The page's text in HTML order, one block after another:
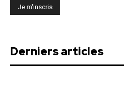
Derniers articles